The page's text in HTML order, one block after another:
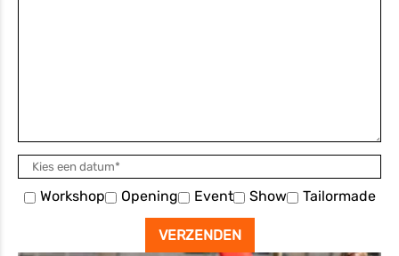
Workshop Opening Event Show Tailormade